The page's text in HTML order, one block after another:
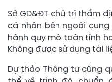
Sở GD&ĐT chủ trì thẩm
cá nhân bên ngoài
hành quy mô toàn tỉnh
Không được sử dụng tài
Dự thảo Thông tư cũng